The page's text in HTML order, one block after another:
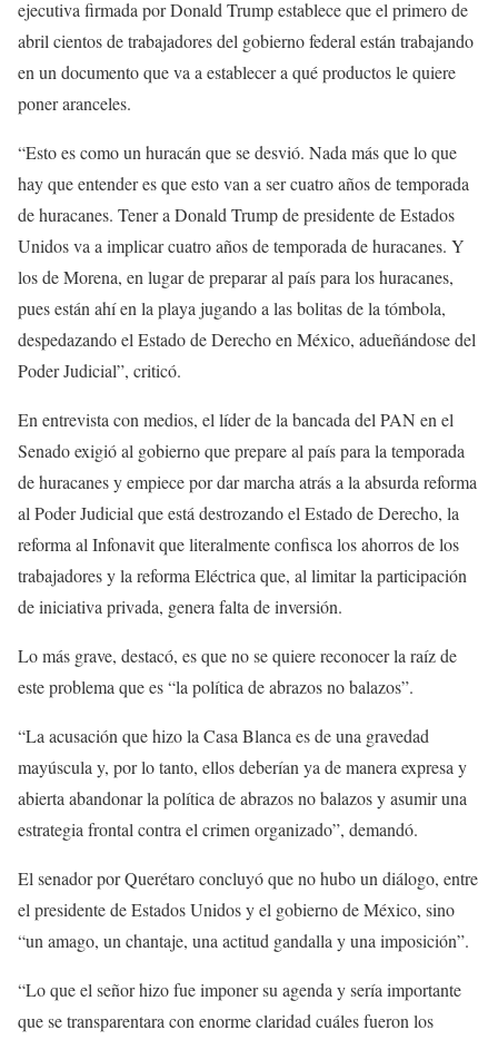
ejecutiva firmada por Donald Trump establece que el primero de
abril cientos de trabajadores del gobierno federal están trabajando
en un documento que va a establecer a qué productos le quiere
poner aranceles.
“Esto es como un huracán que se desvió. Nada más que lo que
hay que entender es que esto van a ser cuatro años de temporada
de huracanes. Tener a Donald Trump de presidente de Estados
Unidos va a implicar cuatro años de temporada de huracanes. Y
los de Morena, en lugar de preparar al país para los huracanes,
pues están ahí en la playa jugando a las bolitas de la tómbola,
despedazando el Estado de Derecho en México, adueñándose del
Poder Judicial”, criticó.
En entrevista con medios, el líder de la bancada del PAN en el
Senado exigió al gobierno que prepare al país para la temporada
de huracanes y empiece por dar marcha atrás a la absurda reforma
al Poder Judicial que está destrozando el Estado de Derecho, la
reforma al Infonavit que literalmente confisca los ahorros de los
trabajadores y la reforma Eléctrica que, al limitar la participación
de iniciativa privada, genera falta de inversión.
Lo más grave, destacó, es que no se quiere reconocer la raíz de
este problema que es “la política de abrazos no balazos”.
“La acusación que hizo la Casa Blanca es de una gravedad
mayúscula y, por lo tanto, ellos deberían ya de manera expresa y
abierta abandonar la política de abrazos no balazos y asumir una
estrategia frontal contra el crimen organizado”, demandó.
El senador por Querétaro concluyó que no hubo un diálogo, entre
el presidente de Estados Unidos y el gobierno de México, sino
“un amago, un chantaje, una actitud gandalla y una imposición”.
“Lo que el señor hizo fue imponer su agenda y sería importante
que se transparentara con enorme claridad cuáles fueron los